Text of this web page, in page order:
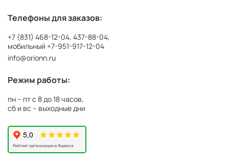
Телефоны для заказов:
+7 (831) 468-12-04, 437-88-04,
мобильный +7-951-917-12-04
info@orionn.ru
Режим работы:
пн – пт с 8 до 18 часов,
сб и вс – выходные дни